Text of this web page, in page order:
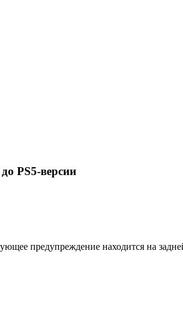
PS5-версии
предупреждение находится на